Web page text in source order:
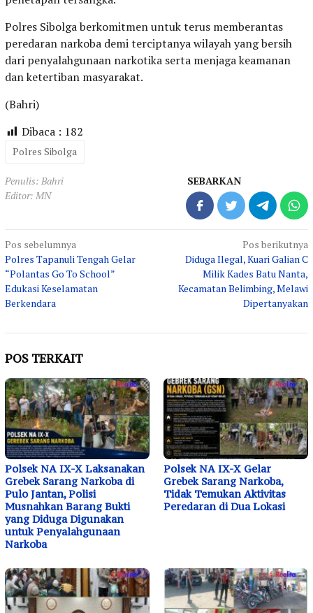
Polres Sibolga berkomitmen untuk terus memberantas
peredaran narkoba demi terciptanya wilayah yang bersih
dari penyalahgunaan narkotika serta menjaga keamanan
dan ketertiban masyarakat.
(Bahri)
Dibaca : 182
Polres Sibolga
Penulis: Bahri
Editor: MN
SEBARKAN
Navigasi
pos
Pos sebelumnya
Polres Tapanuli Tengah Gelar
“Polantas Go To School”
Edukasi Keselamatan
Berkendara
Pos berikutnya
Diduga Ilegal, Kuari Galian C
Milik Kades Batu Nanta,
Kecamatan Belimbing, Melawi
Dipertanyakan
POS TERKAIT
Polsek NA IX-X Laksanakan
Grebek Sarang Narkoba di
Pulo Jantan, Polisi
Musnahkan Barang Bukti
yang Diduga Digunakan
untuk Penyalahgunaan
Narkoba
Polsek NA IX-X Gelar
Grebek Sarang Narkoba,
Tidak Temukan Aktivitas
Peredaran di Dua Lokasi